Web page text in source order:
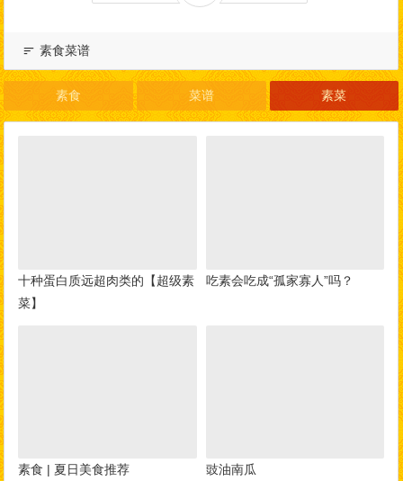
素食菜谱
素食 菜谱 素菜
十种蛋白质远超肉类的【超级素
菜】
吃素会吃成“孤家寡人”吗？
素食 | 夏日美食推荐 豉油南瓜